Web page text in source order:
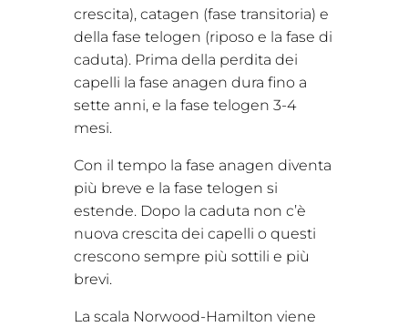
crescita), catagen (fase transitoria) e
della fase telogen (riposo e la fase di
caduta). Prima della perdita dei
capelli la fase anagen dura fino a
sette anni, e la fase telogen 3-4
mesi.
Con il tempo la fase anagen diventa
più breve e la fase telogen si
estende. Dopo la caduta non c’è
nuova crescita dei capelli o questi
crescono sempre più sottili e più
brevi.
La scala Norwood-Hamilton viene